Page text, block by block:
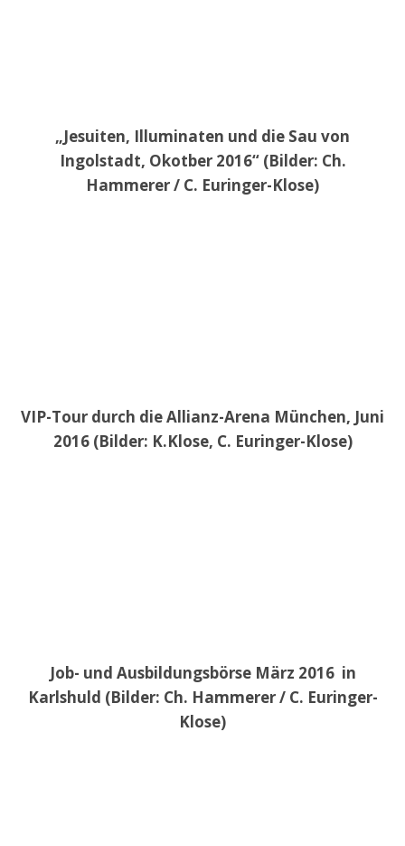
„Jesuiten, Illuminaten und die Sau von
Ingolstadt, Okotber 2016“ (Bilder: Ch.
Hammerer / C. Euringer-Klose)
VIP-Tour durch die Allianz-Arena München, Juni
2016 (Bilder: K.Klose, C. Euringer-Klose)
Job- und Ausbildungsbörse März 2016 in
Karlshuld (Bilder: Ch. Hammerer / C. Euringer-
Klose)